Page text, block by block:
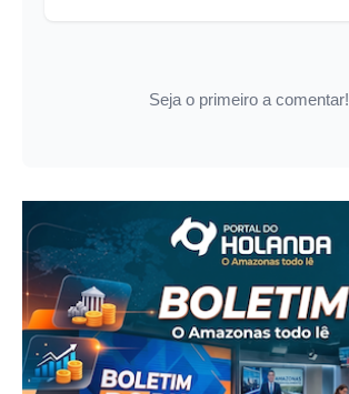
Seja o primeiro a comentar!